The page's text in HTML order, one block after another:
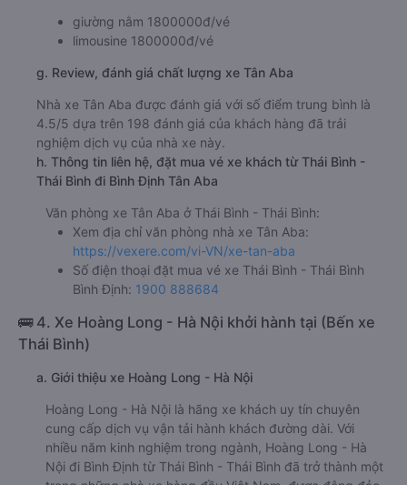
giường nằm 1800000đ/vé
limousine 1800000đ/vé
g. Review, đánh giá chất lượng xe Tân Aba
Nhà xe Tân Aba được đánh giá với số điểm trung bình là
4.5/5 dựa trên 198 đánh giá của khách hàng đã trải
nghiệm dịch vụ của nhà xe này.
h. Thông tin liên hệ, đặt mua vé xe khách từ Thái Bình -
Thái Bình đi Bình Định Tân Aba
Văn phòng xe Tân Aba ở Thái Bình - Thái Bình:
Xem địa chỉ văn phòng nhà xe Tân Aba:
https://vexere.com/vi-VN/xe-tan-aba
Số điện thoại đặt mua vé xe Thái Bình - Thái Bình
Bình Định: 1900 888684
🚌 4. Xe Hoàng Long - Hà Nội khởi hành tại (Bến xe
Thái Bình)
a. Giới thiệu xe Hoàng Long - Hà Nội
Hoàng Long - Hà Nội là hãng xe khách uy tín chuyên
cung cấp dịch vụ vận tải hành khách đường dài. Với
nhiều năm kinh nghiệm trong ngành, Hoàng Long - Hà
Nội đi Bình Định từ Thái Bình - Thái Bình đã trở thành một